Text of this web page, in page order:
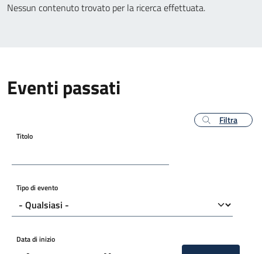
Nessun contenuto trovato per la ricerca effettuata.
Eventi passati
Filtra
Titolo
Tipo di evento
Data di inizio